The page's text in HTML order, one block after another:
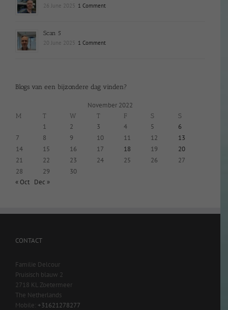
26 June 2025 1 Comment
Scan 5
20 June 2025 1 Comment
Blogs van een bijzondere dag vinden?
November 2022
M T W T F S S
1 2 3 4 5
6
7
8 9 10 11 12
13
14
15 16 17 18 19
20
21
22 23 24 25 26
27
28
29
30
« Oct Dec »
CONTACT
Familie Delcour
Pruisisch blauw 2
2718 KL Zoetermeer
The Netherlands
Mobile: +31621278277